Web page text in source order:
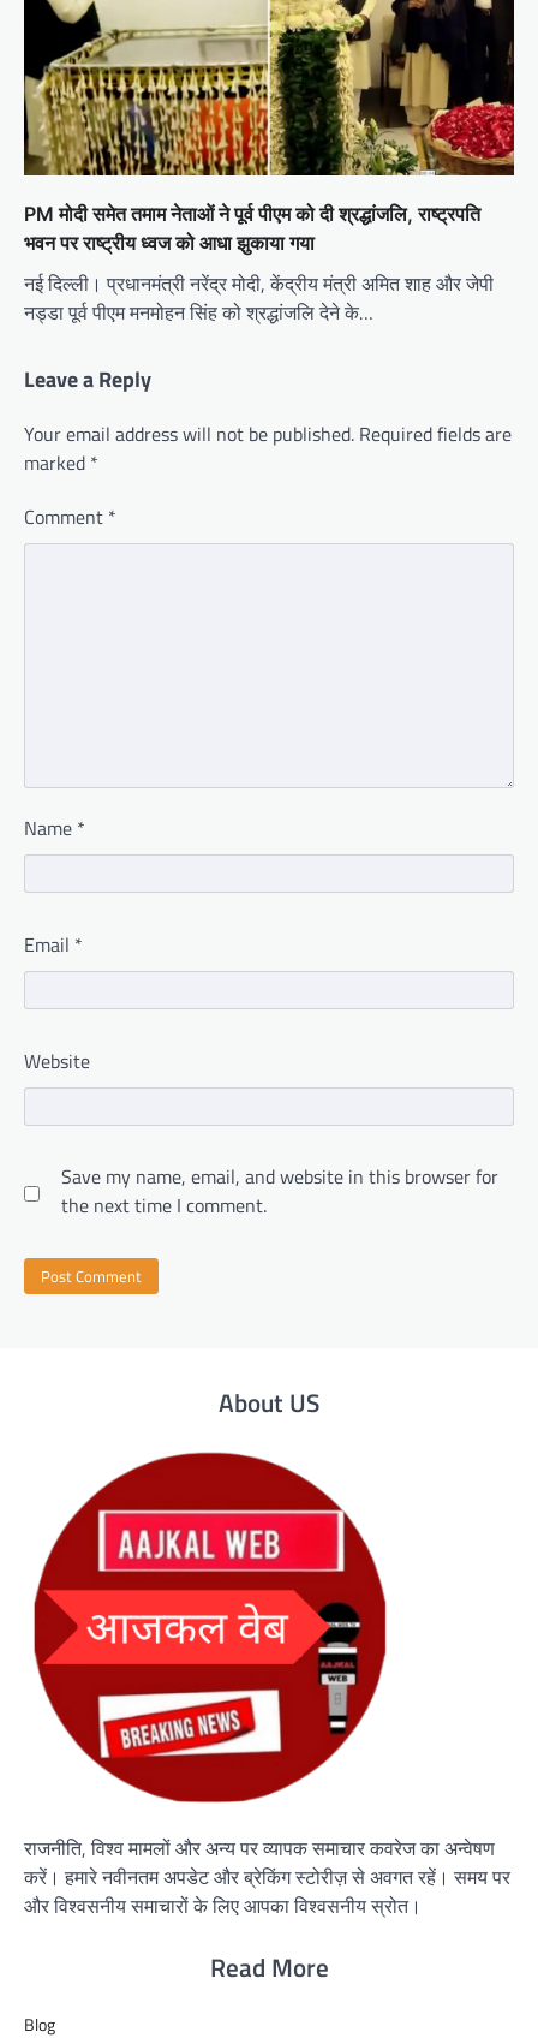
PM मोदी समेत तमाम नेताओं ने पूर्व पीएम को दी श्रद्धांजलि, राष्ट्रपति
भवन पर राष्ट्रीय ध्वज को आधा झुकाया गया
नई दिल्ली। प्रधानमंत्री नरेंद्र मोदी, केंद्रीय मंत्री अमित शाह और जेपी
नड्डा पूर्व पीएम मनमोहन सिंह को श्रद्धांजलि देने के…
Leave a Reply
Your email address will not be published. Required fields are
marked *
Comment *
Name *
Email *
Website
Save my name, email, and website in this browser for
the next time I comment.
About US
राजनीति, विश्व मामलों और अन्य पर व्यापक समाचार कवरेज का अन्वेषण
करें। हमारे नवीनतम अपडेट और ब्रेकिंग स्टोरीज़ से अवगत रहें। समय पर
और विश्वसनीय समाचारों के लिए आपका विश्वसनीय स्रोत।
Read More
Blog